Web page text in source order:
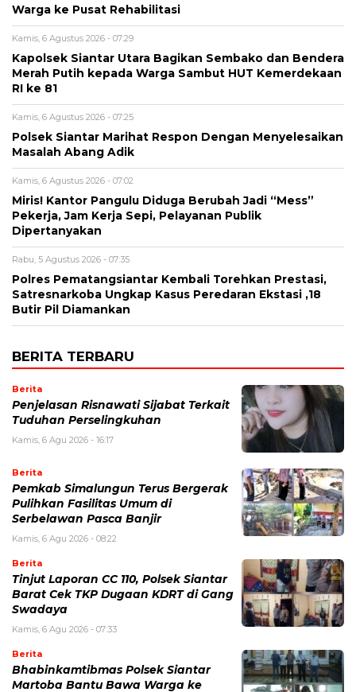
Warga ke Pusat Rehabilitasi
Kamis, 6 Agustus 2026 - 07:29
Kapolsek Siantar Utara Bagikan Sembako dan Bendera
Merah Putih kepada Warga Sambut HUT Kemerdekaan
RI ke 81
Kamis, 6 Agustus 2026 - 07:25
Polsek Siantar Marihat Respon Dengan Menyelesaikan
Masalah Abang Adik
Kamis, 6 Agustus 2026 - 07:02
Miris! Kantor Pangulu Diduga Berubah Jadi “Mess”
Pekerja, Jam Kerja Sepi, Pelayanan Publik
Dipertanyakan
Rabu, 5 Agustus 2026 - 07:35
Polres Pematangsiantar Kembali Torehkan Prestasi,
Satresnarkoba Ungkap Kasus Peredaran Ekstasi ,18
Butir Pil Diamankan
BERITA TERBARU
Berita
Penjelasan Risnawati Sijabat Terkait
Tuduhan Perselingkuhan
Kamis, 6 Agu 2026 - 16:17
Berita
Pemkab Simalungun Terus Bergerak
Pulihkan Fasilitas Umum di
Serbelawan Pasca Banjir
Kamis, 6 Agu 2026 - 08:22
Berita
Tinjut Laporan CC 110, Polsek Siantar
Barat Cek TKP Dugaan KDRT di Gang
Swadaya
Kamis, 6 Agu 2026 - 07:33
Berita
Bhabinkamtibmas Polsek Siantar
Martoba Bantu Bawa Warga ke